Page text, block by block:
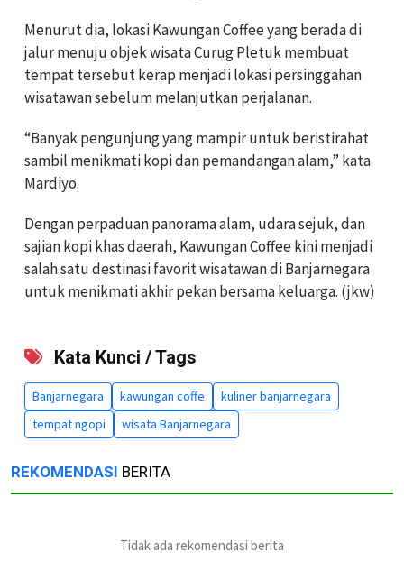
Menurut dia, lokasi Kawungan Coffee yang berada di
jalur menuju objek wisata Curug Pletuk membuat
tempat tersebut kerap menjadi lokasi persinggahan
wisatawan sebelum melanjutkan perjalanan.
“Banyak pengunjung yang mampir untuk beristirahat
sambil menikmati kopi dan pemandangan alam,” kata
Mardiyo.
Dengan perpaduan panorama alam, udara sejuk, dan
sajian kopi khas daerah, Kawungan Coffee kini menjadi
salah satu destinasi favorit wisatawan di Banjarnegara
untuk menikmati akhir pekan bersama keluarga. (jkw)
Kata Kunci / Tags
Banjarnegara kawungan coffe
kuliner banjarnegara
tempat ngopi
wisata Banjarnegara
REKOMENDASI BERITA
Tidak ada rekomendasi berita